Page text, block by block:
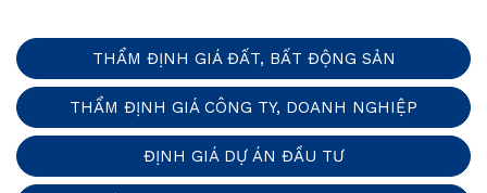
THẨM ĐỊNH GIÁ ĐẤT, BẤT ĐỘNG SẢN
THẨM ĐỊNH GIÁ CÔNG TY, DOANH NGHIỆP
ĐỊNH GIÁ DỰ ÁN ĐẦU TƯ